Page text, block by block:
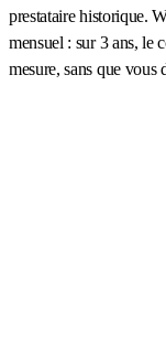
prestataire historique.
mensuel : sur 3 ans, le
mesure, sans que vous